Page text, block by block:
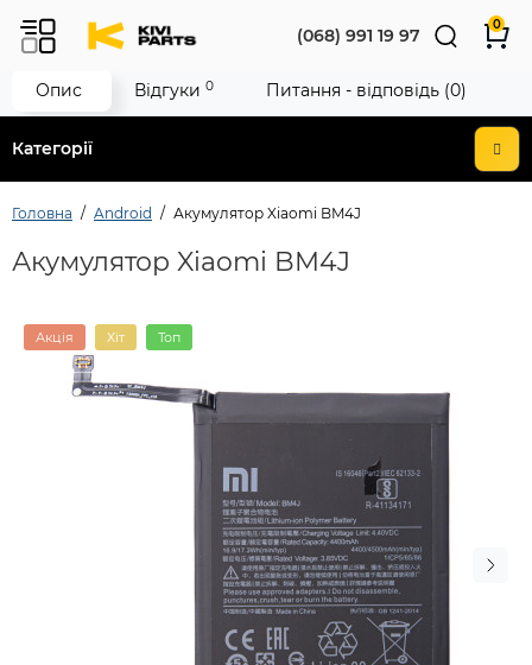
Категорії
(068) 991 19 97
0
Головна Android Акумулятор Xiaomi BM4J
Акумулятор Xiaomi BM4J
Акція Хіт Топ
Опис Відгуки 0 Питання - відповідь (0)